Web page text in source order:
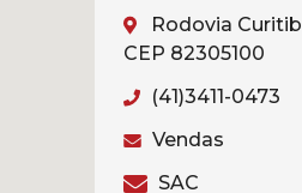
Rodovia
CEP 82305100
(41)3411-0473
Vendas
SAC